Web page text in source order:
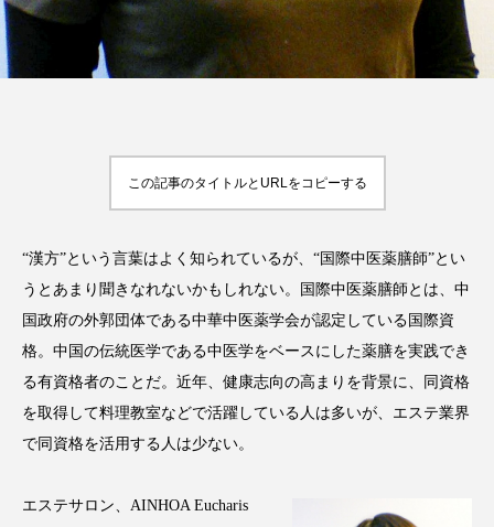
Gemini Instagram SaaS
アスタキサンチン
アンチエイジング アンチソリチュード
インナービューティーアワード2025受賞商品
ウェルビーイング エイジングケア
エクソソーム オーガニック
カウンセラー カウンセリング
この記事のタイトルとURLをコピーする
“漢方”という言葉はよく知られているが、“国際中医薬膳師”とい
うとあまり聞きなれないかもしれない。国際中医薬膳師とは、中
国政府の外郭団体である中華中医薬学会が認定している国際資
格。中国の伝統医学である中医学をベースにした薬膳を実践でき
る有資格者のことだ。近年、健康志向の高まりを背景に、同資格
を取得して料理教室などで活躍している人は多いが、エステ業界
で同資格を活用する人は少ない。
エステサロン、AINHOA Eucharis